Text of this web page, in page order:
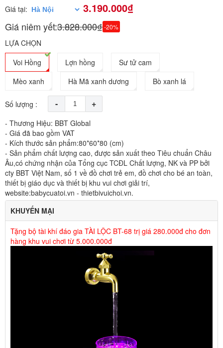
Giá tại: 3.190.000₫
Giá niêm yết:3.828.000₫-20%
LỰA CHỌN
Voi Hồng
Lợn hồng
Sư tử cam
Mèo xanh
Hà Mã xanh dương Bò xanh lá
Số lượng : - +
- Thương Hiệu: BBT Global
- Giá đã bao gồm VAT
- Kích thước sản phẩm:80*60*80 (cm)
- Sản phẩm chất lượng cao, được sản xuất theo Tiêu chuẩn Châu
Âu,có chứng nhận của Tổng cục TCĐL Chất lượng, NK và PP bởi
cty BBT Việt Nam, số 1 về đồ chơi trẻ em, đồ chơi cho bé an toàn,
thiết bị giáo dục và thiết bị khu vui chơi giải trí,
website:babycuatoi.vn - thietbivuichoi.vn.
KHUYẾN MẠI
Tặng bộ tài khí đáo gia TÀI LỘC BT-68 trị giá 280.000đ cho đơn
hàng khu vui chơi từ 5.000.000đ